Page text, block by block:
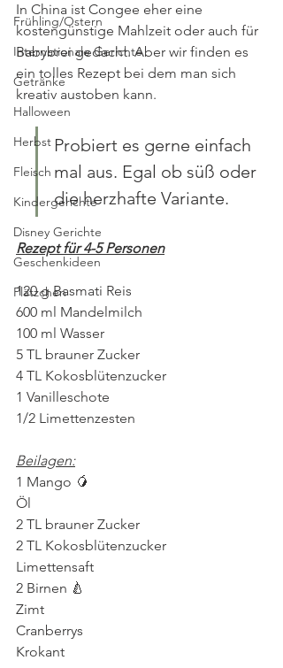
Frühling/Ostern
Internationale Gerichte
Getränke
Halloween
Herbst
Fleisch
Kindergerichte
Disney Gerichte
Geschenkideen
Plätzchen
In China ist Congee eher eine
kostengünstige Mahlzeit oder auch für
Babybrei gedacht. Aber wir finden es
ein tolles Rezept bei dem man sich
kreativ austoben kann.
Probiert es gerne einfach
mal aus. Egal ob süß oder
die herzhafte Variante.
Rezept für 4-5 Personen
120 g Basmati Reis
600 ml Mandelmilch
100 ml Wasser
5 TL brauner Zucker
4 TL Kokosblütenzucker
1 Vanilleschote
1/2 Limettenzesten
Beilagen:
1 Mango 🥭
Öl
2 TL brauner Zucker
2 TL Kokosblütenzucker
Limettensaft
2 Birnen 🍐
Zimt
Cranberrys
Krokant